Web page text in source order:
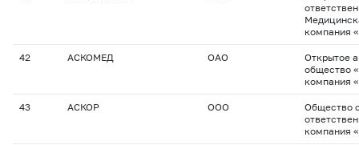
компания
42 АСКОМЕД ОАО
Открытое
общество
компания
43 АСКОР ООО
Общество
компания